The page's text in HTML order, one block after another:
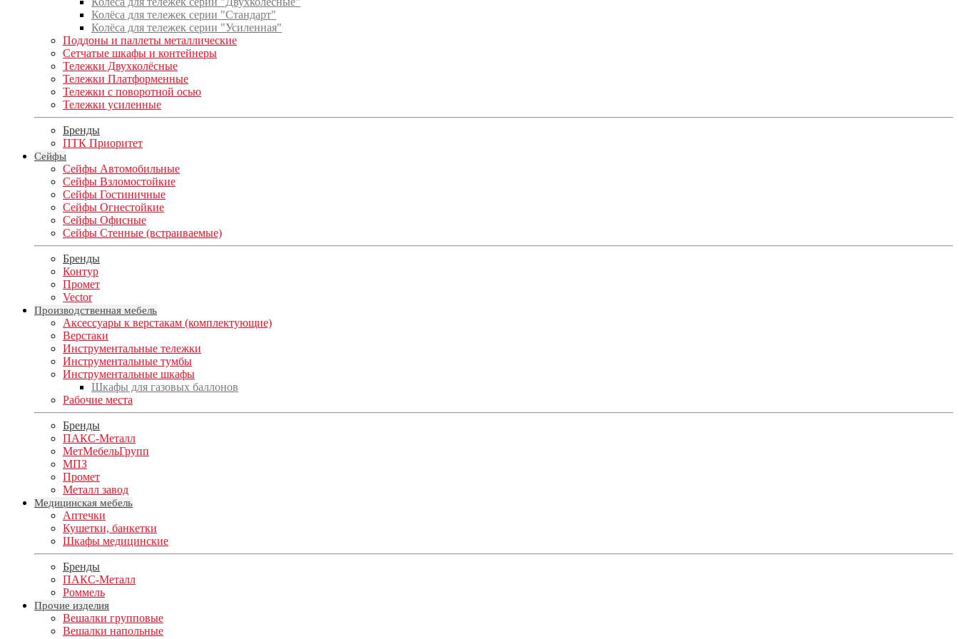
Колёса для тележек серии "Стандарт"
Колёса для тележек серии "Усиленная"
Поддоны и паллеты металлические
Сетчатые шкафы и контейнеры
Тележки Двухколёсные
Тележки Платформенные
Тележки с поворотной осью
Тележки усиленные
Бренды
ПТК Приоритет
Сейфы
Сейфы Автомобильные
Сейфы Взломостойкие
Сейфы Гостиничные
Сейфы Огнестойкие
Сейфы Офисные
Сейфы Стенные (встраиваемые)
Бренды
Контур
Промет
Vector
Производственная мебель
Аксессуары к верстакам (комплектующие)
Верстаки
Инструментальные тележки
Инструментальные тумбы
Инструментальные шкафы
Шкафы для газовых баллонов
Рабочие места
Бренды
ПАКС-Металл
МетМебельГрупп
МПЗ
Промет
Металл завод
Медицинская мебель
Аптечки
Кушетки, банкетки
Шкафы медицинские
Бренды
ПАКС-Металл
Роммель
Прочие изделия
Вешалки групповые
Вешалки напольные